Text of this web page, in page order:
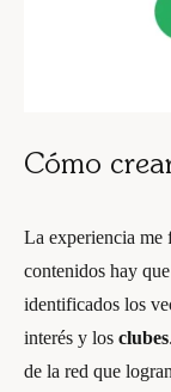
Cómo
La experiencia me
contenidos hay
identificados los
interés y los clubes
de la red que